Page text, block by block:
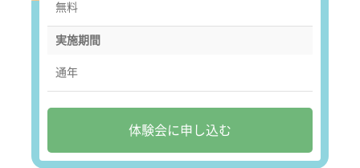
無料
実施期間
通年
体験会に申し込む